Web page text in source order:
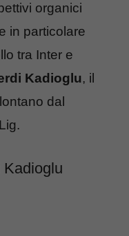
organici
in particolare
tra Inter e
Kadioglu, il
dal
Kadioglu